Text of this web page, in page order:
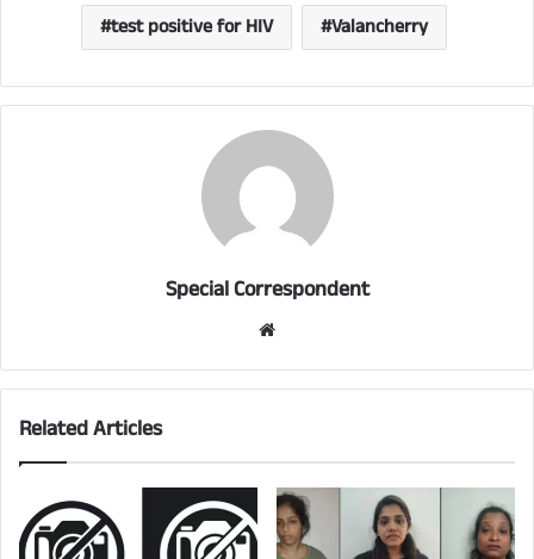
test positive for HIV
Valancherry
Special Correspondent
Related Articles